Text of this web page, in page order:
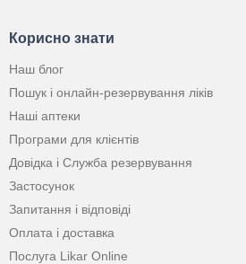
Корисно знати
Наш блог
Пошук і онлайн-резервування ліків
Наші аптеки
Програми для клієнтів
Довідка і Служба резервування
Застосунок
Запитання і відповіді
Оплата і доставка
Послуга Likar Online